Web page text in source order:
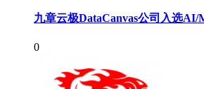
九章云极DataCanvas公司入选AI/
0